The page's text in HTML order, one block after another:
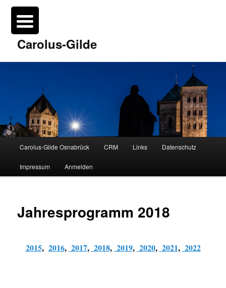
Carolus-Gilde
Zum
Inhalt
Carolus-Gilde Osnabrück CRM Links Datenschutz
Impressum Anmelden
Jahresprogramm 2018
2015, 2016, 2017, 2018, 2019, 2020, 2021, 2022
▼